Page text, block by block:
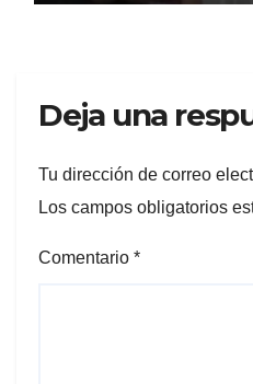
Deja una
Tu dirección de correo
Los campos obligatorios
Comentario *